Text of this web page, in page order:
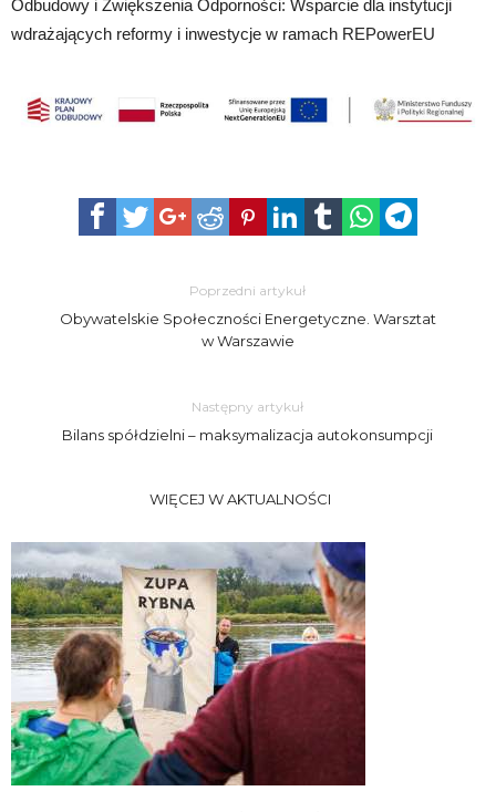
Odbudowy i Zwiększenia Odporności: Wsparcie dla instytucji
wdrażających reformy i inwestycje w ramach REPowerEU
Poprzedni artykuł
Obywatelskie Społeczności Energetyczne. Warsztat
w Warszawie
Następny artykuł
Bilans spółdzielni – maksymalizacja autokonsumpcji
WIĘCEJ W AKTUALNOŚCI